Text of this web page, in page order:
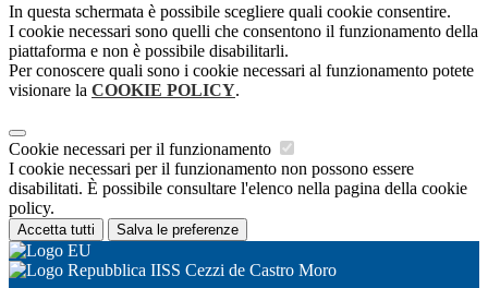
In questa schermata è possibile scegliere quali cookie consentire.
I cookie necessari sono quelli che consentono il funzionamento della
piattaforma e non è possibile disabilitarli.
Per conoscere quali sono i cookie necessari al funzionamento potete
visionare la COOKIE POLICY.
Cookie necessari per il funzionamento
I cookie necessari per il funzionamento non possono essere
disabilitati. È possibile consultare l'elenco nella pagina della cookie
policy.
Accetta tutti Salva le preferenze
IISS Cezzi de Castro Moro